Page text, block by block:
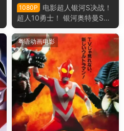
1080P
电影超人银河S决战！
超人10勇士！ 银河奥特曼S决
战！奥特10勇士！粤语版
粤语动画电影